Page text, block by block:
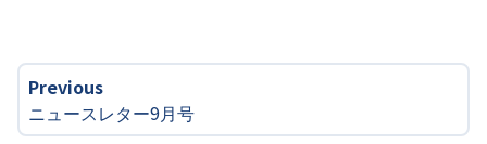
Previous
ニュースレター9月号